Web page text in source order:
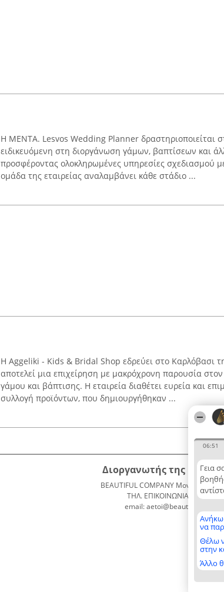
06:51
Γεια
Ανήκω
να
Θέλω
στην
Άλλο
Η MENTA. Lesvos Wedding Planner δραστηριοποιείται
ειδικευόμενη στη διοργάνωση γάμων, βαπτίσεων και
προσφέροντας ολοκληρωμένες υπηρεσίες σχεδιασμού
ομάδα της εταιρείας αναλαμβάνει κάθε στάδιο ...
Η Aggeliki - Kids & Bridal Shop εδρεύει στο Καρλόβασι
αποτελεί μια επιχείρηση με μακρόχρονη παρουσία
γάμου και βάπτισης. Η εταιρεία διαθέτει ευρεία και
συλλογή προϊόντων, που δημιουργήθηκαν ...
Διοργανωτής της
BEAUTIFUL COMPANY Μονοπρόσωπη
ΤΗΛ. ΕΠΙΚΟΙΝΩΝΙΑΣ:
email: